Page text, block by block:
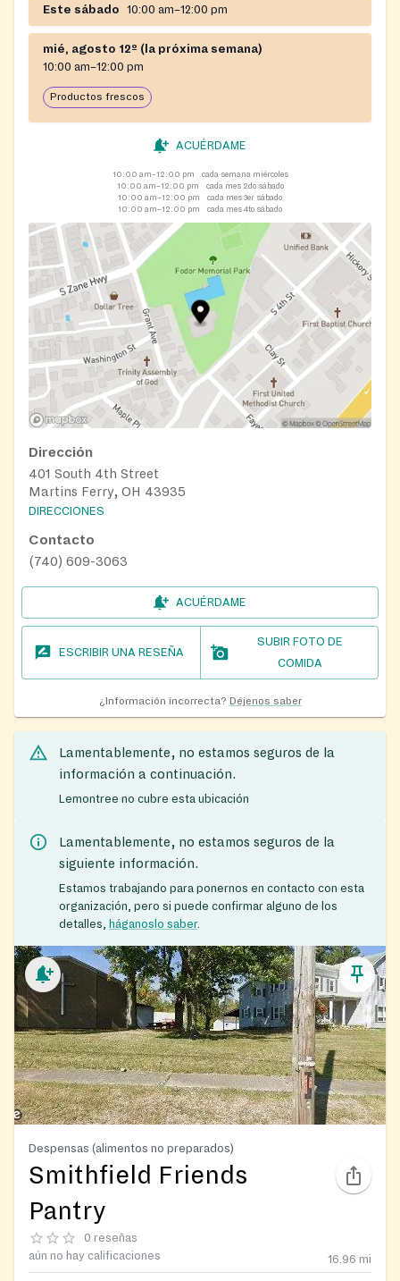
Este sábado 10:00 am–12:00 pm
mié, agosto 12º (la próxima semana)
10:00 am–12:00 pm
Productos frescos
ACUÉRDAME
10:00 am–12:00 pm
cada semana miércoles
10:00 am–12:00 pm
cada mes 2do sábado
10:00 am–12:00 pm
cada mes 3er sábado
10:00 am–12:00 pm
cada mes 4to sábado
Dirección
401 South 4th Street
Martins Ferry, OH 43935
DIRECCIONES
Contacto
(740) 609-3063
ACUÉRDAME
ESCRIBIR UNA RESEÑA
SUBIR FOTO DE
COMIDA
¿Información incorrecta? Déjenos saber
Lamentablemente, no estamos seguros de la
información a continuación.
Lemontree no cubre esta ubicación
Lamentablemente, no estamos seguros de la
siguiente información.
Estamos trabajando para ponernos en contacto con esta
organización, pero si puede confirmar alguno de los
detalles,
háganoslo saber.
Despensas (alimentos no preparados)
Smithfield Friends
Pantry
0 reseñas
aún no hay calificaciones
16.96 mi